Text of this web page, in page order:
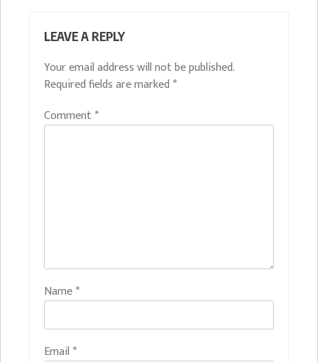
LEAVE A REPLY
Your email address will not be published.
Required fields are marked *
Comment*
Name*
Email *